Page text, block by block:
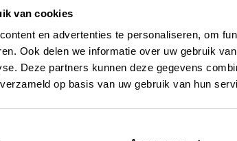
van cookies
en advertenties te personaliseren, om
Ook delen we informatie over uw gebruik
Deze partners kunnen deze gegevens
op basis van uw gebruik van hun
FLIGHTS CONDOR FLIGHTS